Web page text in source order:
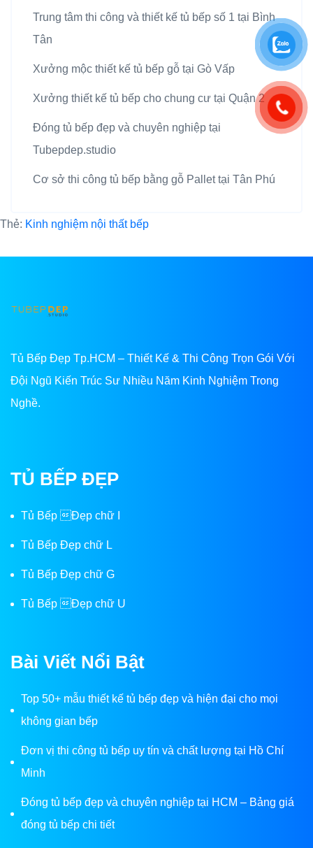
Trung tâm thi công và thiết kế tủ bếp số 1 tại Bình
Tân
Xưởng mộc thiết kế tủ bếp gỗ tại Gò Vấp
Xưởng thiết kế tủ bếp cho chung cư tại Quận 2
Đóng tủ bếp đẹp và chuyên nghiệp tại
Tubepdep.studio
Cơ sở thi công tủ bếp bằng gỗ Pallet tại Tân Phú
Thẻ: Kinh nghiệm nội thất bếp
Tủ Bếp Đẹp Tp.HCM – Thiết Kế & Thi Công Trọn Gói Với
Đội Ngũ Kiến Trúc Sư Nhiều Năm Kinh Nghiệm Trong
Nghề.
TỦ BẾP ĐẸP
Tủ Bếp Đẹp chữ I
Tủ Bếp Đẹp chữ L
Tủ Bếp Đẹp chữ G
Tủ Bếp Đẹp chữ U
Bài Viết Nổi Bật
Top 50+ mẫu thiết kế tủ bếp đẹp và hiện đại cho mọi
không gian bếp
Đơn vị thi công tủ bếp uy tín và chất lượng tại Hồ Chí
Minh
Đóng tủ bếp đẹp và chuyên nghiệp tại HCM – Bảng giá
đóng tủ bếp chi tiết